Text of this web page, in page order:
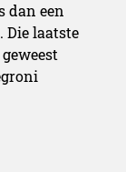
dan een
Die laatste